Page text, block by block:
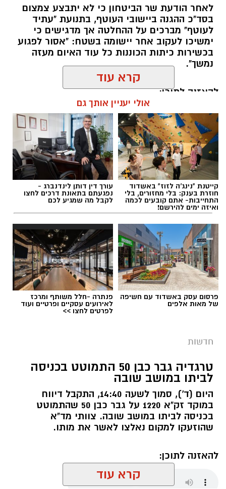
לאחר הודעת שר הביטחון כי לא יתבצע צמצום
בסד"כ ההגנה ביישובי העוטף, בתנועת "עתיד
לעוטף" מברכים על ההחלטה אך מדגישים כי
ימשיכו לעקוב אחר יישומה בשטח: "אסור לפגוע
בכשירות כיתות הכוננות כל עוד האיום מעזה
נמשך".
להאזנה לתוכן:
אלדה נתנאל / 17:07 05.08.26
תגים:כיתת כוננות
FREEPIK
תנועת"עתיד לעוטף"בירכה על הודעת שר
הביטחון, שלפיה לא יתבצע בשלב זה כל רידוד
בסד"כ ההגנה ובכיתות הכוננות ביישובי עוטף עזה.
בהודעת התנועה נמסר כי מדובר בהחלטה
קרא עוד
אולי יעניין אותך גם
קייטנת "נינג'ה לזוז" באשדוד
חוזרת בענק: בלי מחזורים, בלי
התחייבות- אתם קובעים לכמה
ואיזה ימים להירשם!
עורך דין דותן לינדנברג -
נפגעתם בתאונת דרכים לחצו
לקבל מה שמגיע לכם
פרסום עסק באשדוד עם חשיפה
של מאות אלפים
פנתרה -חלל משותף ומרכז
לאירועים עסקיים ופרטיים ועוד
לפרטים לחצו >>
חדשות
טרגדיה גבר כבן 50 התמוטט בכניסה
לביתו במושב שובה
היום (ד'), סמוך לשעה 14:40, התקבל דיווח
במוקד זק"א 1220 על גבר כבן 50 שהתמוטט
בכניסה לביתו במושב שובה. צוותי מד"א
שהוזעקו למקום נאלצו לאשר את מותו.
להאזנה לתוכן:
קרא עוד